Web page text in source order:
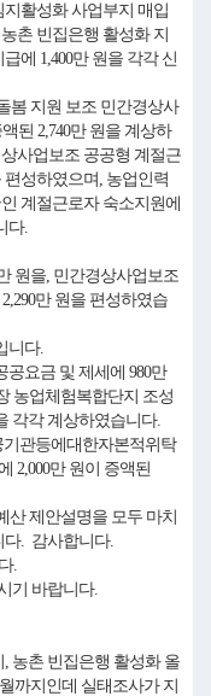
활성화 사업부지 매입
촌 빈집은행 활성화 지
에 1,400만 원을 각각 신
봄 지원 보조 민간경상사
된 2,740만 원을 계상하
사업보조 공공형 계절근
편성하였으며, 농업인력
계절근로자 숙소지원에
다.
원을, 민간경상사업보조
만 원을 편성하였습
니다.
요금 및 제세에 980만
농업체험복합단지 조성
각각 계상하였습니다.
관등에대한자본적위탁
2,000만 원이 증액된
산 제안설명을 모두 마치
다. 감사합니다.
.
기 바랍니다.
농촌 빈집은행 활성화 올
까지인데 실태조사가 지